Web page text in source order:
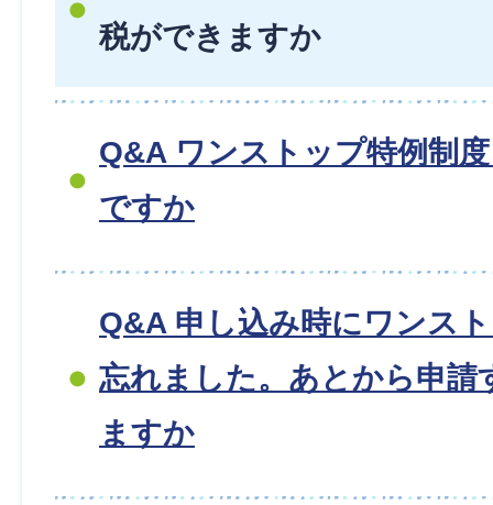
税ができますか
Q&A ワンストップ特例制
ですか
Q&A 申し込み時にワンス
忘れました。あとから申請
ますか